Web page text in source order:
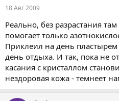
18 Авг 2009
Реально, без разрастания
помогает только
Приклеил на день
день отдыха. И так, пока не
касания с кристаллом
нездоровая кожа - темнеет